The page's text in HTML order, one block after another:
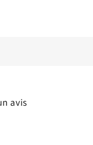
avis
des
vos